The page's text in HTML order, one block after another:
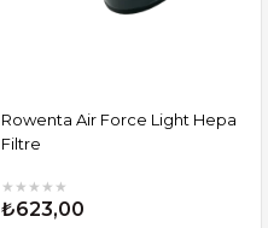
Rowenta Air Force Light Hepa
Filtre
★ ★ ★ ★ ★
₺623,00